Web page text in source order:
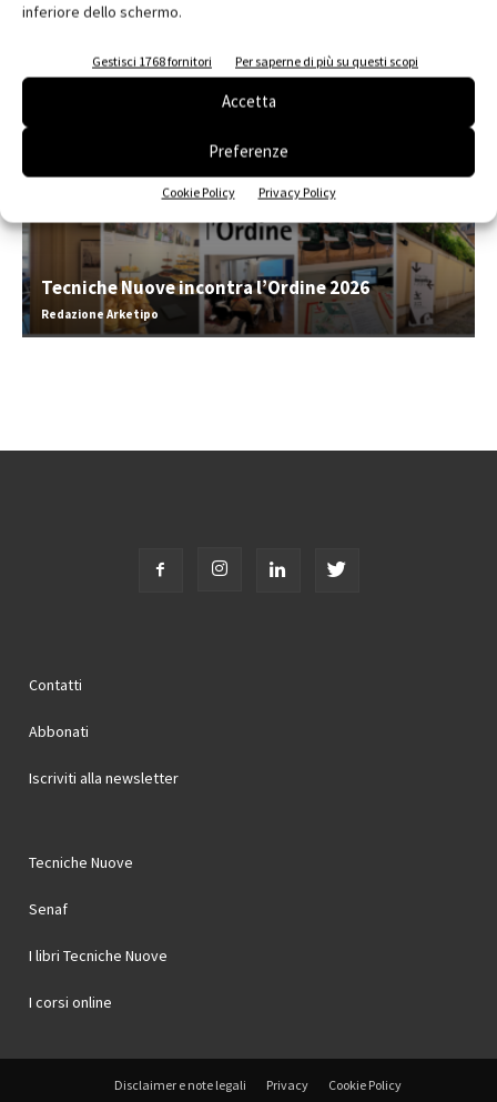
inferiore dello schermo.
Gestisci 1768 fornitori Per saperne di più su questi scopi
Accetta
Preferenze
Cookie Policy Privacy Policy
Tecniche Nuove incontra l’Ordine 2026
Redazione Arketipo
Contatti
Abbonati
Iscriviti alla newsletter
Tecniche Nuove
Senaf
I libri Tecniche Nuove
I corsi online
Disclaimer e note legali Privacy Cookie Policy